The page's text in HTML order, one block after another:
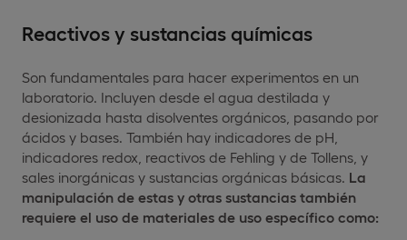
Reactivos y sustancias químicas
Son fundamentales para hacer experimentos en un
laboratorio. Incluyen desde el agua destilada y
desionizada hasta disolventes orgánicos, pasando por
ácidos y bases. También hay indicadores de pH,
indicadores redox, reactivos de Fehling y de Tollens, y
sales inorgánicas y sustancias orgánicas básicas. La
manipulación de estas y otras sustancias también
requiere el uso de materiales de uso específico como: